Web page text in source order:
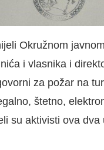
Okružnom
i vlasnika i
za požar na
štetno,
su aktivisti ova